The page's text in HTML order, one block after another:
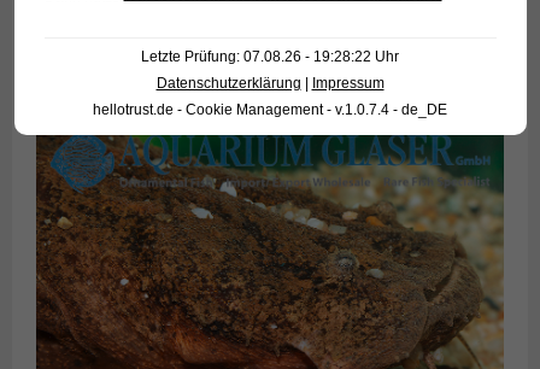
Letzte Prüfung: 07.08.26 - 19:28:22 Uhr
Datenschutzerklärung | Impressum
hellotrust.de - Cookie Management - v.1.0.7.4 - de_DE